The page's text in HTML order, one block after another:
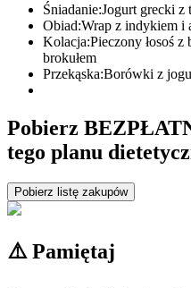
Śniadanie:Jogurt grecki z
Obiad:Wrap z indykiem i
Kolacja:Pieczony łosoś
brokułem
Przekąska:Borówki z
Pobierz
tego planu
Pobierz listę zakupów
⚠️ Pamiętaj